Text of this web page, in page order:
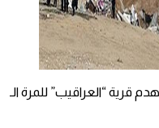
قرية “العراقيب” للمرة الـ